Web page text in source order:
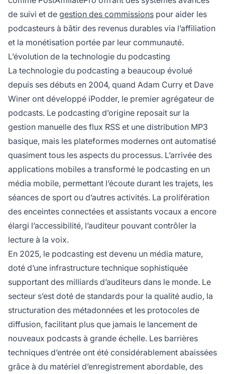
de suivi et de gestion des commissions pour aider les
podcasteurs à bâtir des revenus durables via l’affiliation
et la monétisation portée par leur communauté.
L’évolution de la technologie du podcasting
La technologie du podcasting a beaucoup évolué
depuis ses débuts en 2004, quand Adam Curry et Dave
Winer ont développé iPodder, le premier agrégateur de
podcasts. Le podcasting d’origine reposait sur la
gestion manuelle des flux RSS et une distribution MP3
basique, mais les plateformes modernes ont automatisé
quasiment tous les aspects du processus. L’arrivée des
applications mobiles a transformé le podcasting en un
média mobile, permettant l’écoute durant les trajets, les
séances de sport ou d’autres activités. La prolifération
des enceintes connectées et assistants vocaux a encore
élargi l’accessibilité, l’auditeur pouvant contrôler la
lecture à la voix.
En 2025, le podcasting est devenu un média mature,
doté d’une infrastructure technique sophistiquée
supportant des milliards d’auditeurs dans le monde. Le
secteur s’est doté de standards pour la qualité audio, la
structuration des métadonnées et les protocoles de
diffusion, facilitant plus que jamais le lancement de
nouveaux podcasts à grande échelle. Les barrières
techniques d’entrée ont été considérablement abaissées
grâce à du matériel d’enregistrement abordable, des